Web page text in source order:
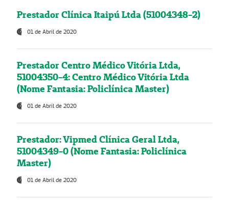
Prestador Clínica Itaipú Ltda (51004348-2)
01 de Abril de 2020
Prestador Centro Médico Vitória Ltda,
51004350-4: Centro Médico Vitória Ltda
(Nome Fantasia: Policlínica Master)
01 de Abril de 2020
Prestador: Vipmed Clínica Geral Ltda,
51004349-0 (Nome Fantasia: Policlínica
Master)
01 de Abril de 2020